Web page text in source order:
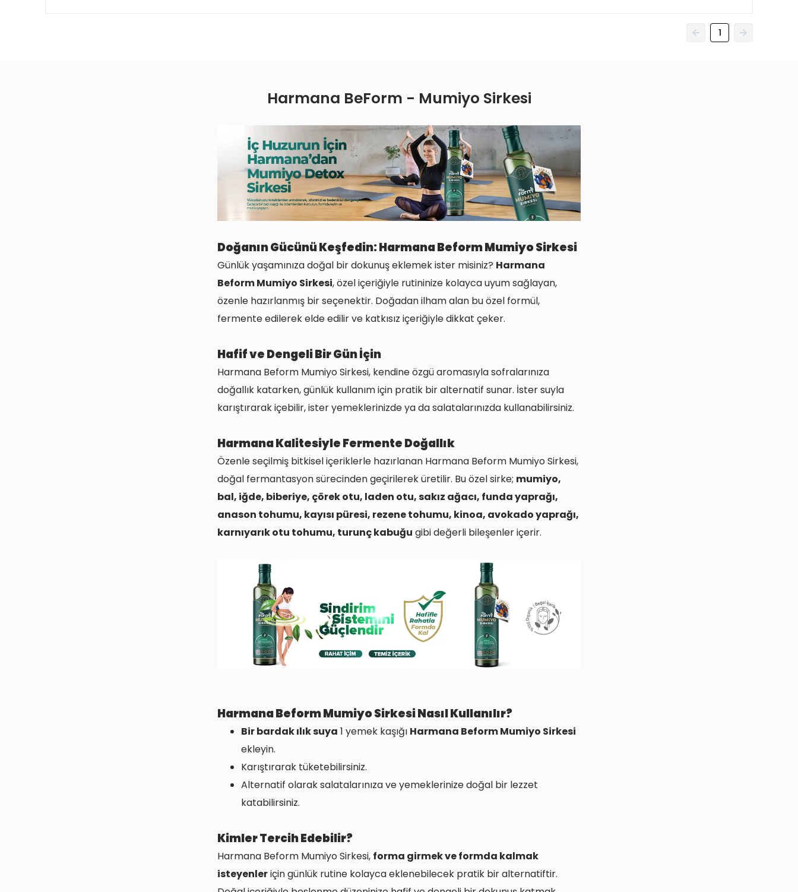
1
Harmana BeForm - Mumiyo Sirkesi
Doğanın Gücünü Keşfedin: Harmana Beform Mumiyo Sirkesi
Günlük yaşamınıza doğal bir dokunuş eklemek ister misiniz? Harmana
Beform Mumiyo Sirkesi, özel içeriğiyle rutininize kolayca uyum sağlayan,
özenle hazırlanmış bir seçenektir. Doğadan ilham alan bu özel formül,
fermente edilerek elde edilir ve katkısız içeriğiyle dikkat çeker.
Hafif ve Dengeli Bir Gün İçin
Harmana Beform Mumiyo Sirkesi, kendine özgü aromasıyla sofralarınıza
doğallık katarken, günlük kullanım için pratik bir alternatif sunar. İster suyla
karıştırarak içebilir, ister yemeklerinizde ya da salatalarınızda kullanabilirsiniz.
Harmana Kalitesiyle Fermente Doğallık
Özenle seçilmiş bitkisel içeriklerle hazırlanan Harmana Beform Mumiyo Sirkesi,
doğal fermantasyon sürecinden geçirilerek üretilir. Bu özel sirke; mumiyo,
bal, iğde, biberiye, çörek otu, laden otu, sakız ağacı, funda yaprağı,
anason tohumu, kayısı püresi, rezene tohumu, kinoa, avokado yaprağı,
karnıyarık otu tohumu, turunç kabuğu gibi değerli bileşenler içerir.
Harmana Beform Mumiyo Sirkesi Nasıl Kullanılır?
Bir bardak ılık suya 1 yemek kaşığı Harmana Beform Mumiyo Sirkesi
ekleyin.
Karıştırarak tüketebilirsiniz.
Alternatif olarak salatalarınıza ve yemeklerinize doğal bir lezzet
katabilirsiniz.
Kimler Tercih Edebilir?
Harmana Beform Mumiyo Sirkesi, forma girmek ve formda kalmak
isteyenleriçin günlük rutine kolayca eklenebilecek pratik bir alternatiftir.